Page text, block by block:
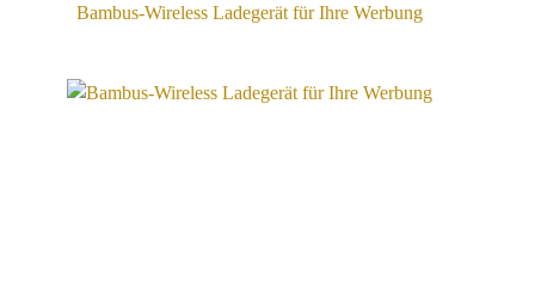
Bambus-Wireless Ladegerät für Ihre Werbung